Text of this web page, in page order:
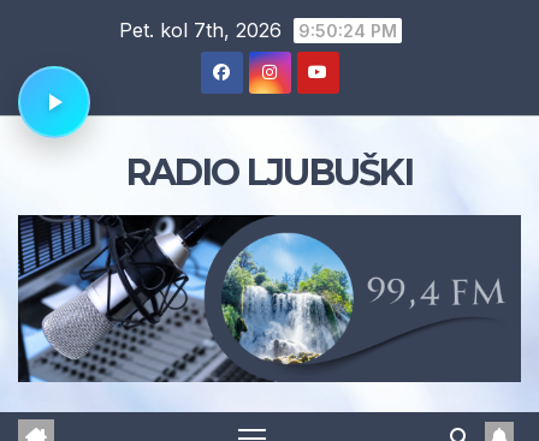
content
Pet. kol 7th, 2026 9:50:24 PM
RADIO LJUBUŠKI